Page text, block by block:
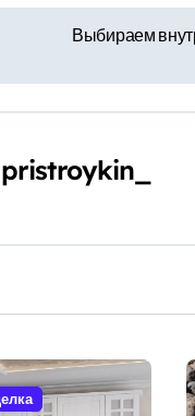
Выбираем
pristroykin_